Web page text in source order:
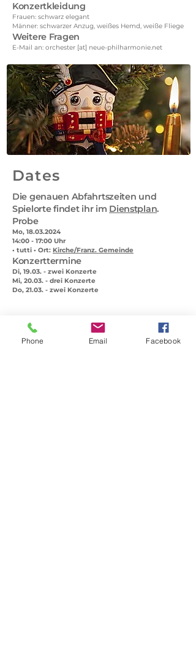
Konzertkleidung
Frauen: schwarz elegant
Männer: schwarzer Anzug, weißes Hemd, weiße Fliege
Weitere Fragen
E-Mail an: orchester [at] neue-philharmonie.net
Dates
Die genauen Abfahrtszeiten und
Spielorte findet ihr im Dienstplan.
Probe
Mo, 18.03.2024
14:00 - 17:00 Uhr
• tutti • Ort: Kirche/Franz. Gemeinde
Konzerttermine
Di, 19.03. - zwei Konzerte
Mi, 20.03. - drei Konzerte
Do, 21.03. - zwei Konzerte
Programme
Tschaikowski: " Der Nussknacker"
Phone Email Facebook